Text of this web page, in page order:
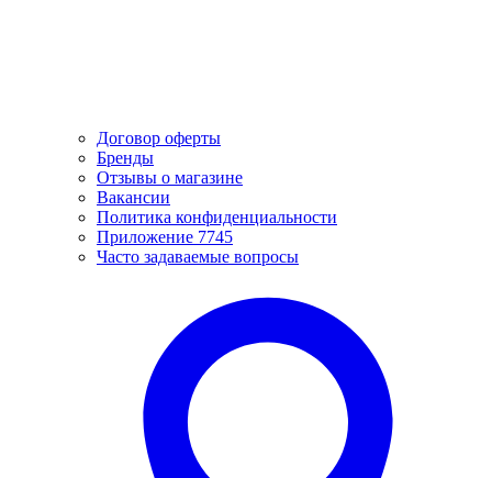
Договор оферты
Бренды
Отзывы о магазине
Вакансии
Политика конфиденциальности
Приложение 7745
Часто задаваемые вопросы